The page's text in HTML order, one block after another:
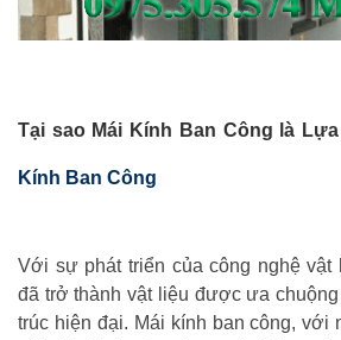
Tại sao Mái Kính Ban Công là
Kính Ban Công
Với sự phát triển của công nghệ
đã trở thành vật liệu được ưa
trúc hiện đại. Mái kính ban công,